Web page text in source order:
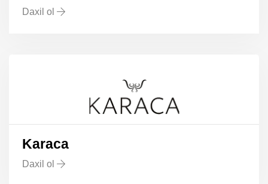
Daxil ol
Karaca
Daxil ol